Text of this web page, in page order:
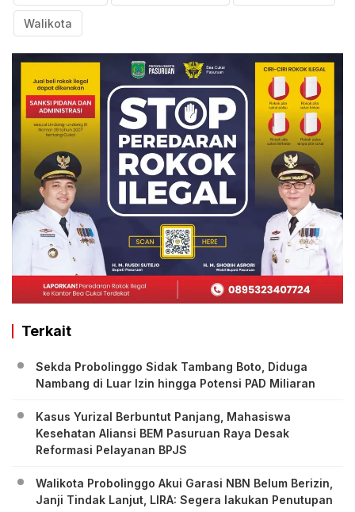
Walikota
Terkait
Sekda Probolinggo Sidak Tambang Boto, Diduga
Nambang di Luar Izin hingga Potensi PAD Miliaran
Kasus Yurizal Berbuntut Panjang, Mahasiswa
Kesehatan Aliansi BEM Pasuruan Raya Desak
Reformasi Pelayanan BPJS
Walikota Probolinggo Akui Garasi NBN Belum Berizin,
Janji Tindak Lanjut, LIRA: Segera lakukan Penutupan